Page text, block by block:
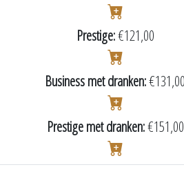
Prestige:€121,00
Business met dranken:€131,00
Prestige met dranken:€151,00